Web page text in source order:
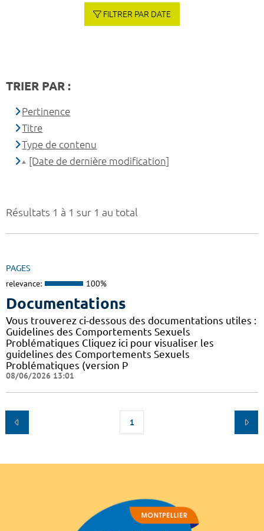
Résultats 1 à 1 sur 1 au total
PAGES
relevance: 100%
Documentations
Vous trouverez ci-dessous des documentations utiles :
Guidelines des Comportements Sexuels
Problématiques Cliquez ici pour visualiser les
guidelines des Comportements Sexuels
Problématiques (version P
08/06/2026 13:01
1
FILTRER PAR DATE
TRIER PAR :
Pertinence
Titre
Type de contenu
[Date de dernière modification]